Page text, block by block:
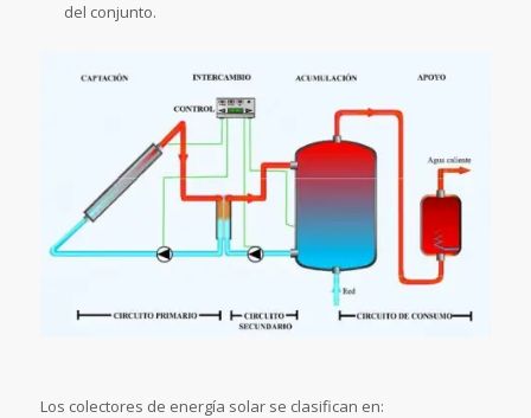
del conjunto.
Los colectores de energía solar se clasifican en: